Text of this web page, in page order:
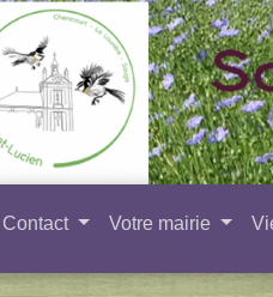
Contact Votre mairie